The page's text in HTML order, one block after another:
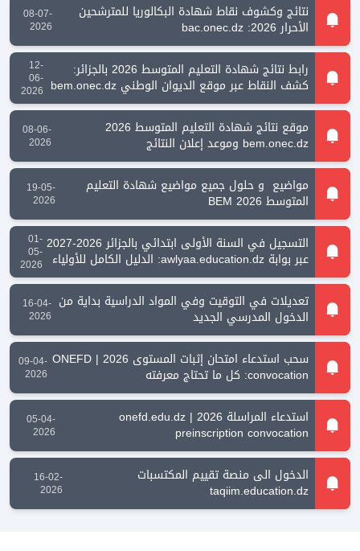
نتائج وكشوف نقاط شهادة البكالوريا للمترشحين
الأحرار 2026: bac.onec.dz
08-07-
2026
رابط نتائج شهادة التعليم المتوسط 2026 بالجزائر:
كشف النقاط عبر موقع الديوان الوطني bem.onec.dz
12-
06-
2026
موقع نتائج شهادة التعليم المتوسط 2026
bem.onec.dz وموعد إعلان النتائج
08-06-
2026
مواضيع و حلول جميع مواضيع شهادة التعليم
المتوسط 2026 BEM
19-05-
2026
التسجيل في السنة الأولى ابتدائي بالجزائر 2026-2027
عبر بوابة awlyaa.education.dz: الدليل الكامل للأولياء
01-
05-
2026
تعديلات في التوقيت وفي المواد الدراسية بداية من
الدخول المدرسي الجديد
16-04-
2026
سحب استدعاء امتحان إثبات المستوى 2026 | ONEFD
convocation: كل ما تحتاج معرفته
09-04-
2026
استدعاء المراسلة 2026 | onefd.edu.dz
preinscription convocation
05-04-
2026
الدخول الى منصة تقييم المكتسبات
taqiim.education.dz
16-02-
2026